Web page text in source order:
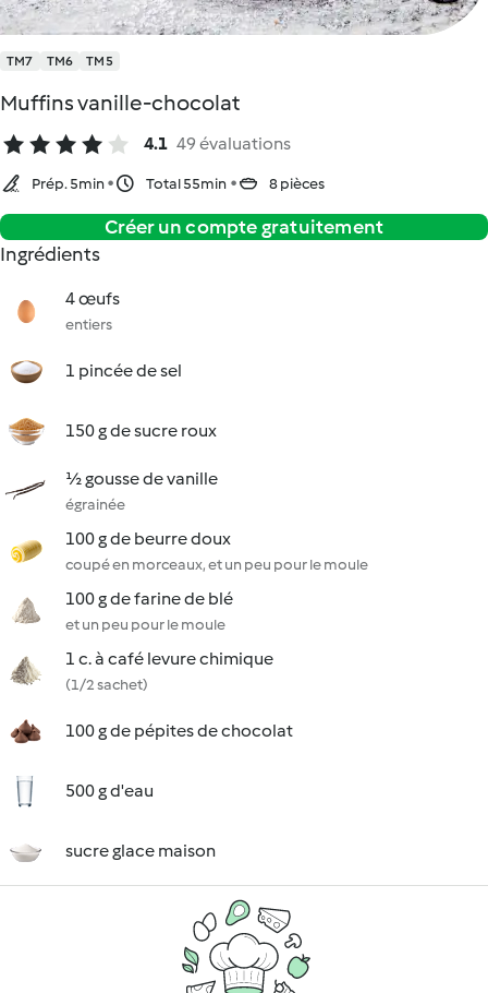
TM7 TM6 TM5
Muffins vanille-chocolat
4.1 49 évaluations
Prép. 5min Total 55min 8 pièces
Créer un compte gratuitement
Ingrédients
4 œufs
entiers
1 pincée de sel
150 g de sucre roux
½ gousse de vanille
égrainée
100 g de beurre doux
coupé en morceaux, et un peu pour le moule
100 g de farine de blé
et un peu pour le moule
1 c. à café levure chimique
(1/2 sachet)
100 g de pépites de chocolat
500 g d'eau
sucre glace maison